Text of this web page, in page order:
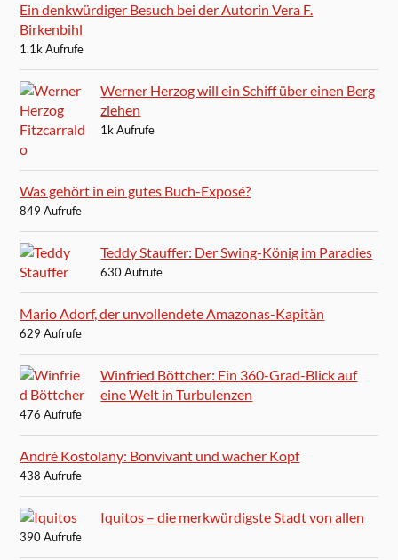
Ein denkwürdiger Besuch bei der Autorin Vera F.
Birkenbihl
1.1k Aufrufe
Werner Herzog will ein Schiff über einen Berg
ziehen
1k Aufrufe
Was gehört in ein gutes Buch-Exposé?
849 Aufrufe
Teddy Stauffer: Der Swing-König im Paradies
630 Aufrufe
Mario Adorf, der unvollendete Amazonas-Kapitän
629 Aufrufe
Winfried Böttcher: Ein 360-Grad-Blick auf
eine Welt in Turbulenzen
476 Aufrufe
André Kostolany: Bonvivant und wacher Kopf
438 Aufrufe
Iquitos – die merkwürdigste Stadt von allen
390 Aufrufe